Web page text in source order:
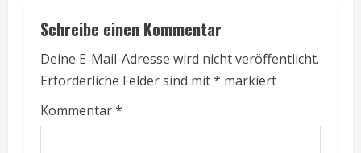
Schreibe einen Kommentar
Deine E-Mail-Adresse wird nicht veröffentlicht.
Erforderliche Felder sind mit* markiert
Kommentar*